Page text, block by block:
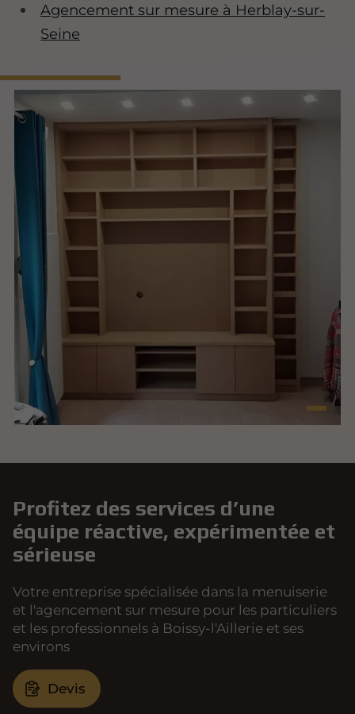
Agencement sur mesure à Herblay-sur-
Seine
Profitez des services d’une
équipe réactive, expérimentée et
sérieuse
Votre entreprise spécialisée dans la menuiserie
et l'agencement sur mesure pour les particuliers
et les professionnels à Boissy-l'Aillerie et ses
environs
Devis